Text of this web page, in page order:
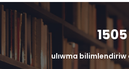
1505
ulıwma